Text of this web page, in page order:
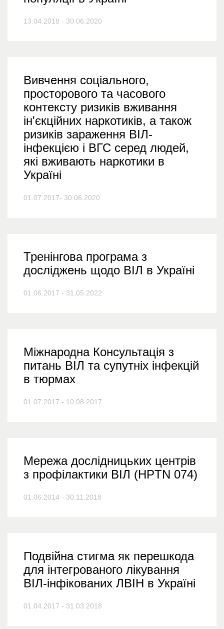
13.04.2018 - 30.06.2020
Вивчення соціального,
просторового та часового
контексту ризиків вживання
ін'єкційних наркотиків, а також
ризиків зараження ВІЛ-
інфекцією і ВГС серед людей,
які вживають наркотики в
Україні
01.07.2017- 30.06.2020
Тренінгова програма з
досліджень щодо ВІЛ в Україні
01.06.2017 - 31.05.2022
Міжнародна Консультація з
питань ВІЛ та супутніх інфекцій
в тюрмах
01.07.2017 - 10.08.2017
Мережа дослідницьких центрів
з профілактики ВІЛ (HPTN 074)
01.06.2014 - 30.11.2018
Подвійна стигма як перешкода
для інтегрованого лікування
ВІЛ-інфікованих ЛВІН в Україні
01.04.2017 - 31.03.2018